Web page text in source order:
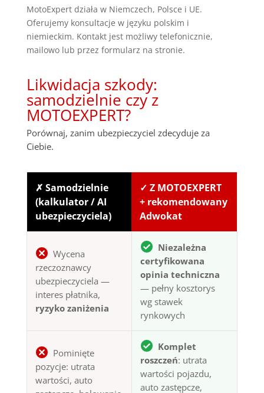
MotoExpert działa w Niemczech, Polsce i UE.
Oferujemy konsultacje w języku polskim i
niemieckim. Kontakt jest możliwy telefonicznie,
mailowo lub przez formularz na stronie.
Likwidacja szkody:
samodzielnie czy z
MOTOEXPERT?
Porównaj, zanim ubezpieczyciel zdecyduje za
Ciebie.
✗ Samodzielnie
(kalkulator / AI
ubezpieczyciela)
✓ Z MOTOEXPERT
+ rekomendowany
Adwokat
Wycena
rzeczoznawcy
ubezpieczyciela —
interes płatnika,
ryzyko zaniżenia
Niezależna
certyfikowana
opinia techniczna
— pełny kosztorys
wg stawek
rynkowych
Pominięte
pozycje: utrata
wartości, auto
Komplet
roszczeń: utrata
wartości pojazdu,
auto zastępcze,